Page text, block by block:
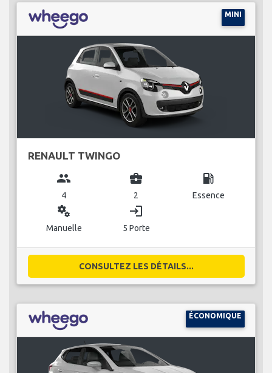
MINI
RENAULT TWINGO
group
4
business_center
2
local_gas_station
Essence
miscellaneous_services
Manuelle
login
5 Porte
CONSULTEZ LES DÉTAILS...
ÉCONOMIQUE